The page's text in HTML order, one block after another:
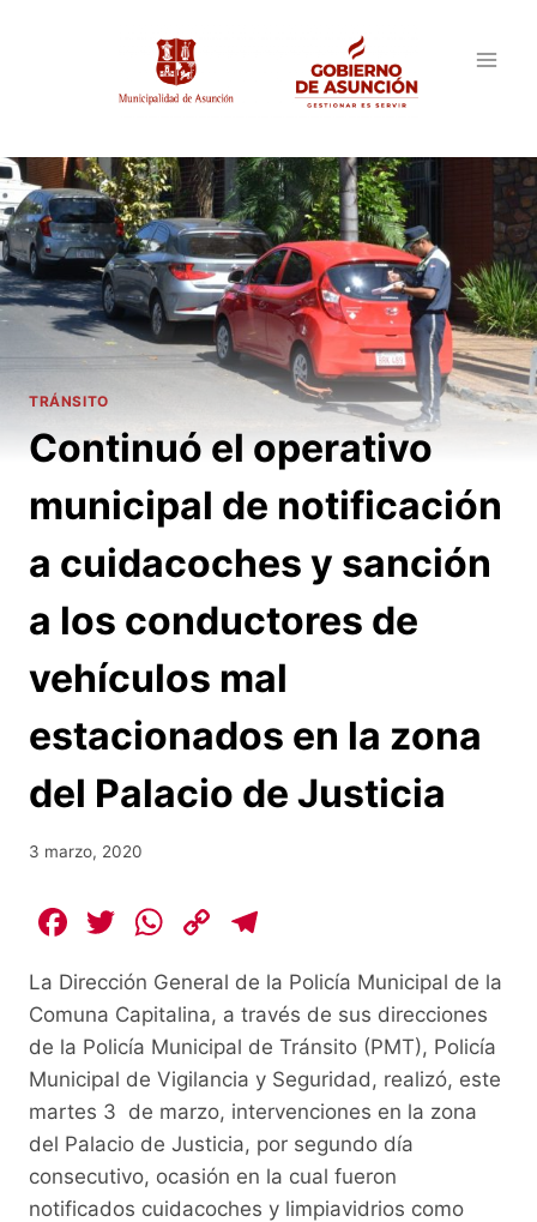
TRÁNSITO
Continuó el operativo
municipal de notificación
a cuidacoches y sanción
a los conductores de
vehículos mal
estacionados en la zona
del Palacio de Justicia
3 marzo, 2020
F
c
e
b
o
o
k
T
itt
er
W
at
s
A
p
p
C
p
y
Li
n
k
e
gr
a
m
La Dirección General de la Policía Municipal de la
Comuna Capitalina, a través de sus direcciones
de la Policía Municipal de Tránsito (PMT), Policía
Municipal de Vigilancia y Seguridad, realizó, este
martes 3 de marzo, intervenciones en la zona
del Palacio de Justicia, por segundo día
consecutivo, ocasión en la cual fueron
notificados cuidacoches y limpiavidrios como